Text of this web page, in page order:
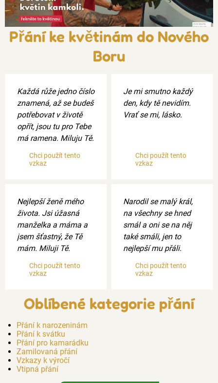
Přání ke květinám do Nového
Boru
Každá růže jedno číslo
znamená, až se budeš
potřebovat v životě
opřít, jsou tu pro Tebe
má ramena. Miluju Tě.
Chci použít tento
vzkaz
Je mi smutno každý
den, kdy tě nevidím.
Vrať se mi, lásko.
Chci použít tento
vzkaz
Nejlepší ženě mého
života. Jsi úžasná
manželka a máma a
jsem šťastný, že Tě
mám. Miluji Tě.
Chci použít tento
vzkaz
Narodil se malý král,
na všechny se hned
smál a oni se na něj
také smáli, jen to
nejlepší mu přáli.
Chci použít tento
vzkaz
Oblíbené kategorie přání
Přání k narozeninám
Přání k svátku
Přání pro kamarádku
Zamilovaná přání
Vzkazy k výročí
Vtipná přání